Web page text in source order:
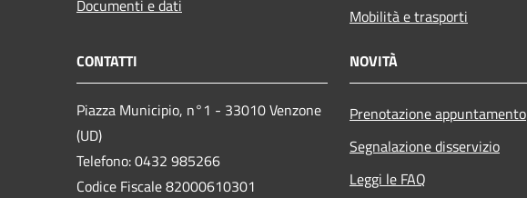
Documenti e dati Mobilità e trasporti
CONTATTI
Piazza Municipio, n°1 - 33010 Venzone
(UD)
Telefono: 0432 985266
Codice Fiscale 82000610301
NOVITÀ
Prenotazione appuntamento
Segnalazione disservizio
Leggi le FAQ